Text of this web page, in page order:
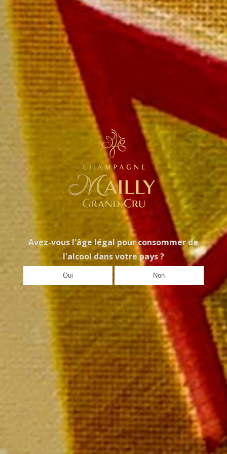
Avez-vous l'âge légal pour consommer de
l'alcool dans votre pays ?
Oui Non
La Caisse Dégustation de 12
bouteilles Mailly Grand Cru
599,00 € la caisse dégustation
599,00 € le carton de 12 bouteilles
Paiement rapide et sécurisé
Livraison sous 72 heures
Livraison offerte à partir de
249 € TTC de commande
Champagne MAILLY Grand Cru
28 rue de la Libération – 51500 Mailly Champagne
Tél : 03 26 49 41 10
Nous contacter par email